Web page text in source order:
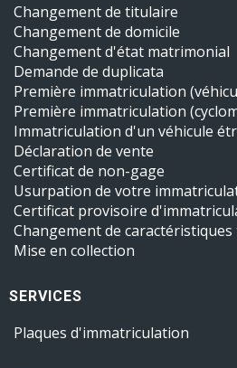
Changement de titulaire
Changement de domicile
Changement d'état matrimonial
Demande de duplicata
Première immatriculation
Première immatriculation
Immatriculation d'un véhicule
Déclaration de vente
Certificat de non-gage
Usurpation de votre
Certificat provisoire
Changement de caractéristiques
Mise en collection
SERVICES
Plaques d'immatriculation